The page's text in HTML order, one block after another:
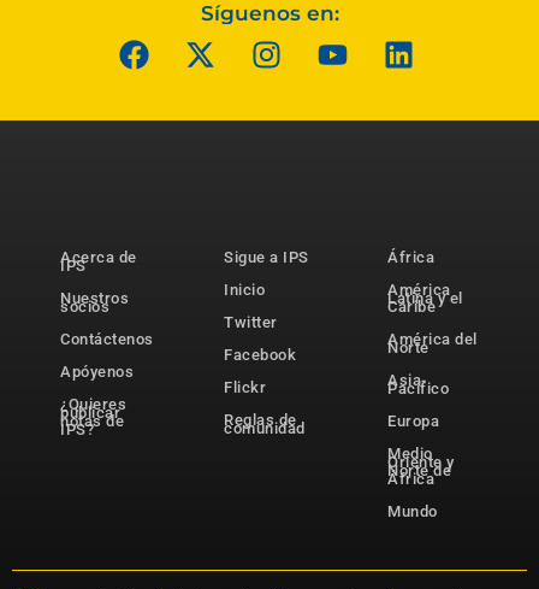
Síguenos en:
Acerca de
IPS
Nuestros
socios
Contáctenos
Apóyenos
¿Quieres
publicar
notas de
IPS?
Sigue a IPS
Inicio
Twitter
Facebook
Flickr
Reglas de
comunidad
África
América
Latina y el
Caribe
América del
Norte
Asia-
Pacífico
Europa
Medio
Oriente y
Norte de
África
Mundo